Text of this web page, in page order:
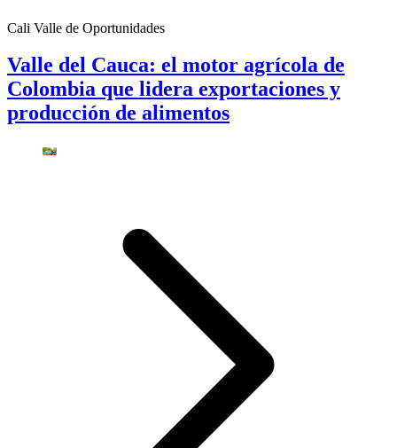
Cali Valle de Oportunidades
Valle del Cauca: el motor agrícola de
Colombia que lidera exportaciones y
producción de alimentos